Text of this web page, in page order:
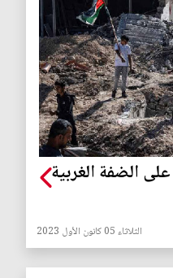
الضفة الغربية
الثلاثاء 05 كانون الأول 2023